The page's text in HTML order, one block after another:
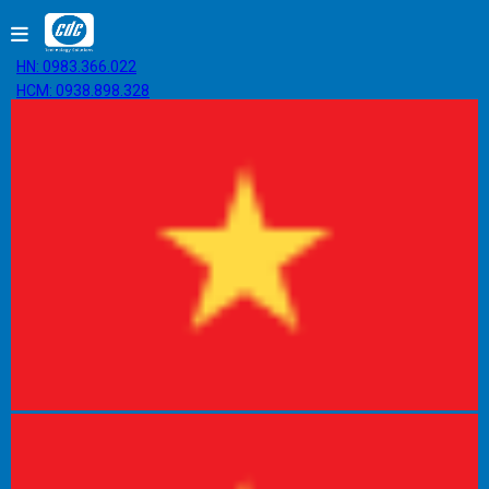
HN: 0983.366.022
HCM: 0938.898.328